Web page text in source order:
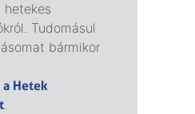
hetekes
Tudomásul
bármikor
Hetek
.